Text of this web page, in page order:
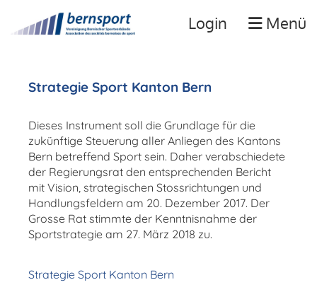
Login Menü
Strategie Sport Kanton Bern
Dieses Instrument soll die Grundlage für die
zukünftige Steuerung aller Anliegen des Kantons
Bern betreffend Sport sein. Daher verabschiedete
der Regierungsrat den entsprechenden Bericht
mit Vision, strategischen Stossrichtungen und
Handlungsfeldern am 20. Dezember 2017. Der
Grosse Rat stimmte der Kenntnisnahme der
Sportstrategie am 27. März 2018 zu.
Strategie Sport Kanton Bern